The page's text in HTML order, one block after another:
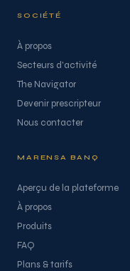
MARENSA BANQ
Aperçu de la plateforme
À propos
Produits
FAQ
Plans & tarifs
SOCIÉTÉ
À propos
Secteurs d'activité
The Navigator
Devenir prescripteur
Nous contacter